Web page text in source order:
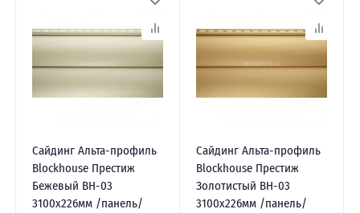
Сайдинг Альта-профиль
Blockhouse Престиж
Бежевый ВН-03
3100х226мм /панель/
Сайдинг Альта-профиль
Blockhouse Престиж
Золотистый ВН-03
3100х226мм /панель/